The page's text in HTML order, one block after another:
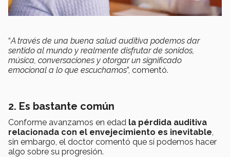
“A través de una buena salud auditiva podemos dar
sentido al mundo y realmente disfrutar de sonidos,
música, conversaciones y otorgar un significado
emocional a lo que escuchamos”, comentó.
2. Es bastante común
Conforme avanzamos en edad la pérdida auditiva
relacionada con el envejecimiento es inevitable
sin embargo, el doctor comentó que sí podemos hacer
algo sobre su progresión.